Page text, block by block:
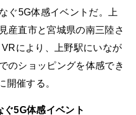
ぐ5G体感イベントだ。上
産直市と宮城県の南三陸さ
により、上野駅にいなが
のショッピングを体感でき
開催する。
5G体感イベント